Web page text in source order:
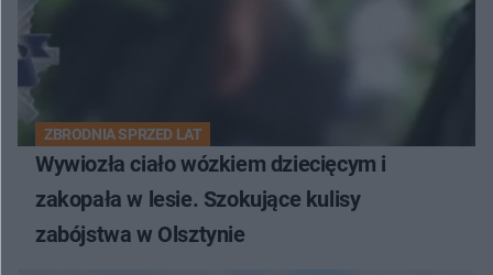
ZBRODNIA SPRZED LAT
Wywiozła ciało wózkiem dziecięcym i
zakopała w lesie. Szokujące kulisy
zabójstwa w Olsztynie